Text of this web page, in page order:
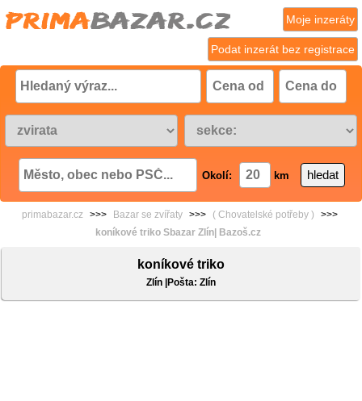
Podat inzerát bez registrace
Moje inzeráty
Okolí: km
primabazar.cz >>> Bazar se zvířaty >>> ( Chovatelské potřeby )
>>>
koníkové triko Sbazar Zlín| Bazoš.cz
koníkové triko
Zlín |Pošta: Zlín